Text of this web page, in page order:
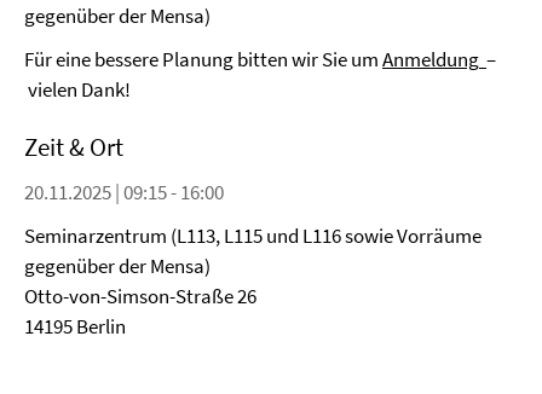
gegenüber der Mensa)
Für eine bessere Planung bitten wir Sie umAnmeldung –
vielen Dank!
Zeit & Ort
20.11.2025 | 09:15 - 16:00
Seminarzentrum (L113, L115 und L116 sowie Vorräume
gegenüber der Mensa)
Otto-von-Simson-Straße 26
14195 Berlin